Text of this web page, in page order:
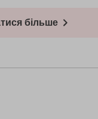
більше